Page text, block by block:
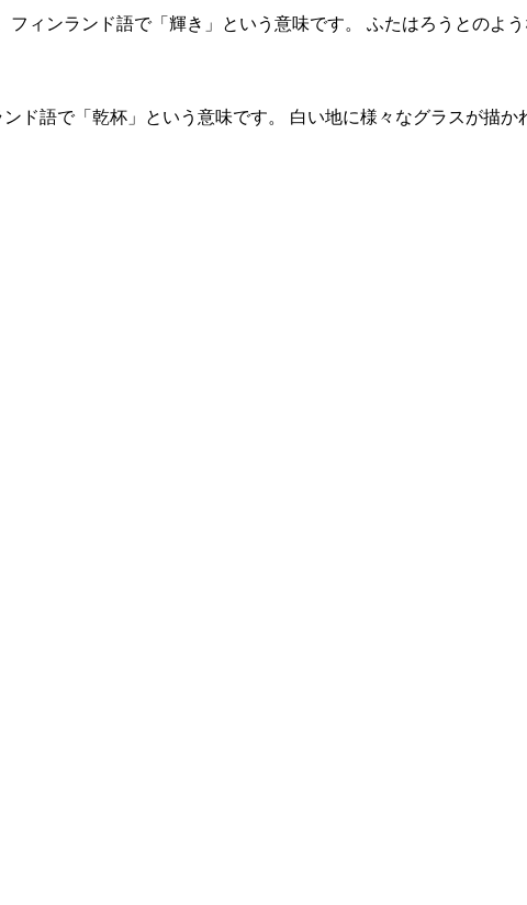
フィンランド語で「輝き」という意味です。 ふたはろうとのよ
ド語で「乾杯」という意味です。 白い地に様々なグラスが描